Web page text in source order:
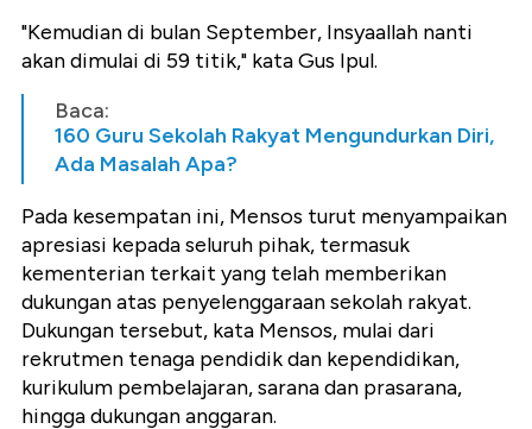
"Kemudian di bulan September, Insyaallah nanti
akan dimulai di 59 titik," kata Gus Ipul.
Baca:
160 Guru Sekolah Rakyat Mengundurkan Diri,
Ada Masalah Apa?
Pada kesempatan ini, Mensos turut menyampaikan
apresiasi kepada seluruh pihak, termasuk
kementerian terkait yang telah memberikan
dukungan atas penyelenggaraan sekolah rakyat.
Dukungan tersebut, kata Mensos, mulai dari
rekrutmen tenaga pendidik dan kependidikan,
kurikulum pembelajaran, sarana dan prasarana,
hingga dukungan anggaran.